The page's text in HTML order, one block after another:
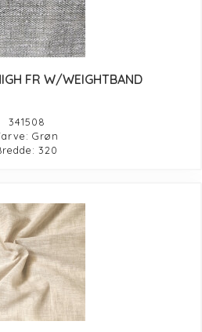
FR W/WEIGHTBAND
341508
Grøn
320